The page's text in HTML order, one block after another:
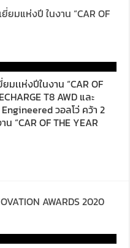
ยมแห่งปี ในงาน “CAR OF
เเห่งปีในงาน “CAR OF
T8 AWD และ
วอลโว่ คว้า 2
“CAR OF THE YEAR
AWARDS 2020